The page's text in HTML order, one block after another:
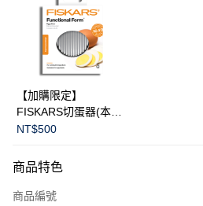
合作金庫商業銀行
華南商業銀行
上海商業儲蓄銀行
國泰世華商業銀行
臺灣中小企業銀行
匯豐（台灣）商業銀行
聯邦商業銀行
元大商業銀行
台新國際商業銀行
LINE Pay
Apple Pay
運送方式
黑貓宅急便
【加購限定】
FISKARS切蛋器(本商
品不提供破損保證)
NT$500
商品特色
商品編號